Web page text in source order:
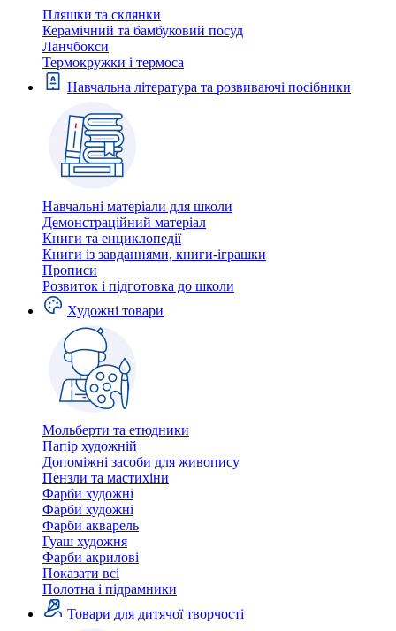
Пляшки та склянки
Керамічний та бамбуковий посуд
Ланчбокси
Термокружки і термоса
Навчальна література та розвиваючі посібники
Навчальні матеріали для школи
Демонстраційний матеріал
Книги та енциклопедії
Книги із завданнями, книги-іграшки
Прописи
Розвиток і підготовка до школи
Художні товари
Мольберти та етюдники
Папір художній
Допоміжні засоби для живопису
Пензли та мастихіни
Фарби художні
Фарби художні
Фарби акварель
Гуаш художня
Фарби акрилові
Показати всі
Полотна і підрамники
Товари для дитячої творчості